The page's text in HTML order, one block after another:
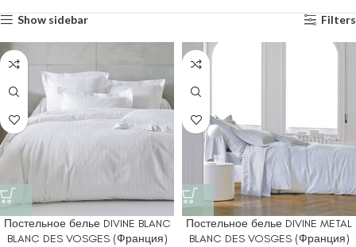
Show sidebar Filters
Постельное белье DIVINE BLANC
BLANC DES VOSGES (Франция)
Постельное белье DIVINE METAL
BLANC DES VOSGES (Франция)